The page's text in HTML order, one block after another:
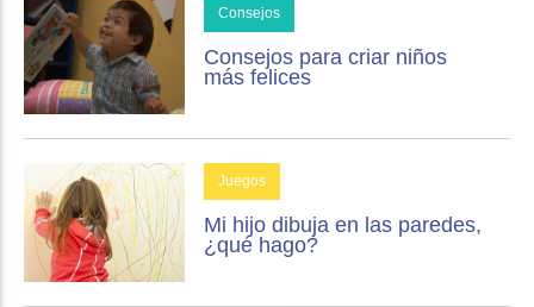
Consejos
Consejos para criar niños
más felices
Juegos
Mi hijo dibuja en las paredes,
¿qué hago?